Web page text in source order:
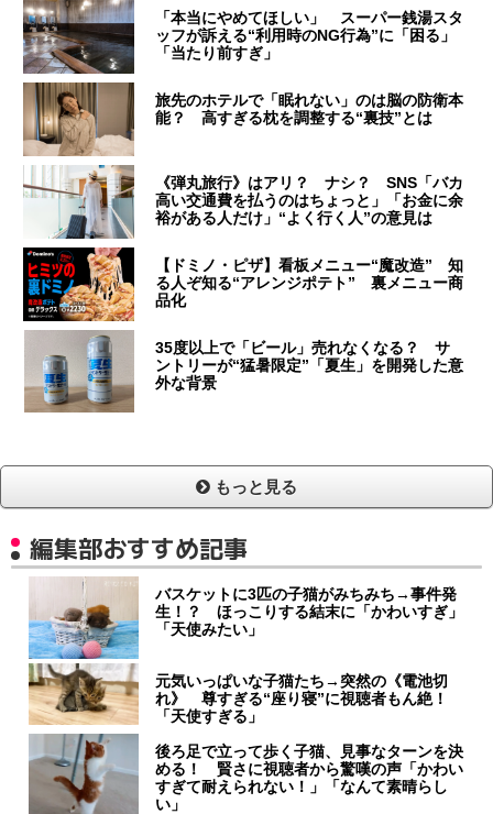
「本当にやめてほしい」 スーパー銭湯スタ
ッフが訴える“利用時のNG行為”に「困る」
「当たり前すぎ」
旅先のホテルで「眠れない」のは脳の防衛本
能？ 高すぎる枕を調整する“裏技”とは
《弾丸旅行》はアリ？ ナシ？ SNS「バカ
高い交通費を払うのはちょっと」「お金に余
裕がある人だけ」“よく行く人”の意見は
【ドミノ・ピザ】看板メニュー“魔改造” 知
る人ぞ知る“アレンジポテト” 裏メニュー商
品化
35度以上で「ビール」売れなくなる？ サ
ントリーが“猛暑限定”「夏生」を開発した意
外な背景
もっと見る
編集部おすすめ記事
バスケットに3匹の子猫がみちみち→事件発
生！？ ほっこりする結末に「かわいすぎ」
「天使みたい」
元気いっぱいな子猫たち→突然の《電池切
れ》 尊すぎる“座り寝”に視聴者もん絶！
「天使すぎる」
後ろ足で立って歩く子猫、見事なターンを決
める！ 賢さに視聴者から驚嘆の声「かわい
すぎて耐えられない！」「なんて素晴らし
い」